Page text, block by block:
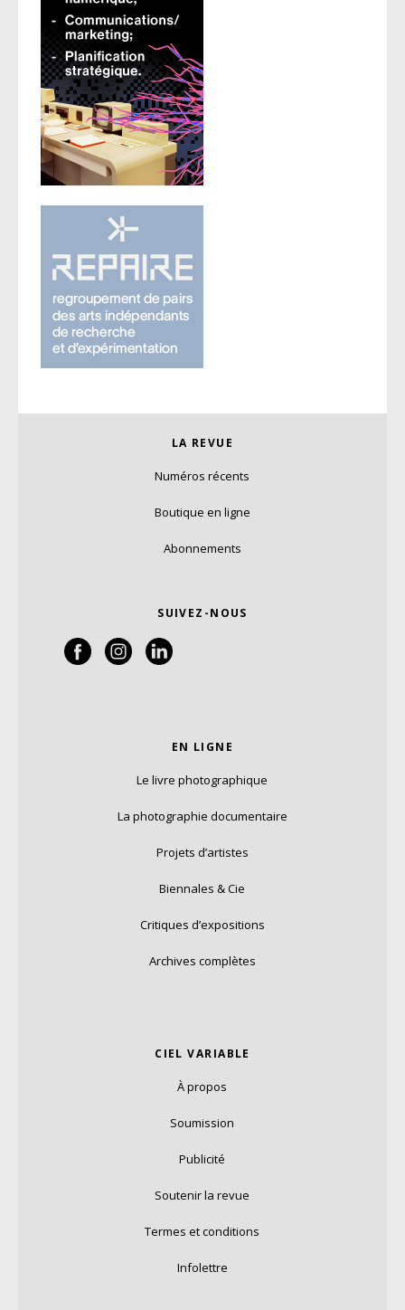
LA REVUE
Numéros récents
Boutique en ligne
Abonnements
SUIVEZ-NOUS
EN LIGNE
Le livre photographique
La photographie documentaire
Projets d’artistes
Biennales & Cie
Critiques d’expositions
Archives complètes
CIEL VARIABLE
À propos
Soumission
Publicité
Soutenir la revue
Termes et conditions
Infolettre